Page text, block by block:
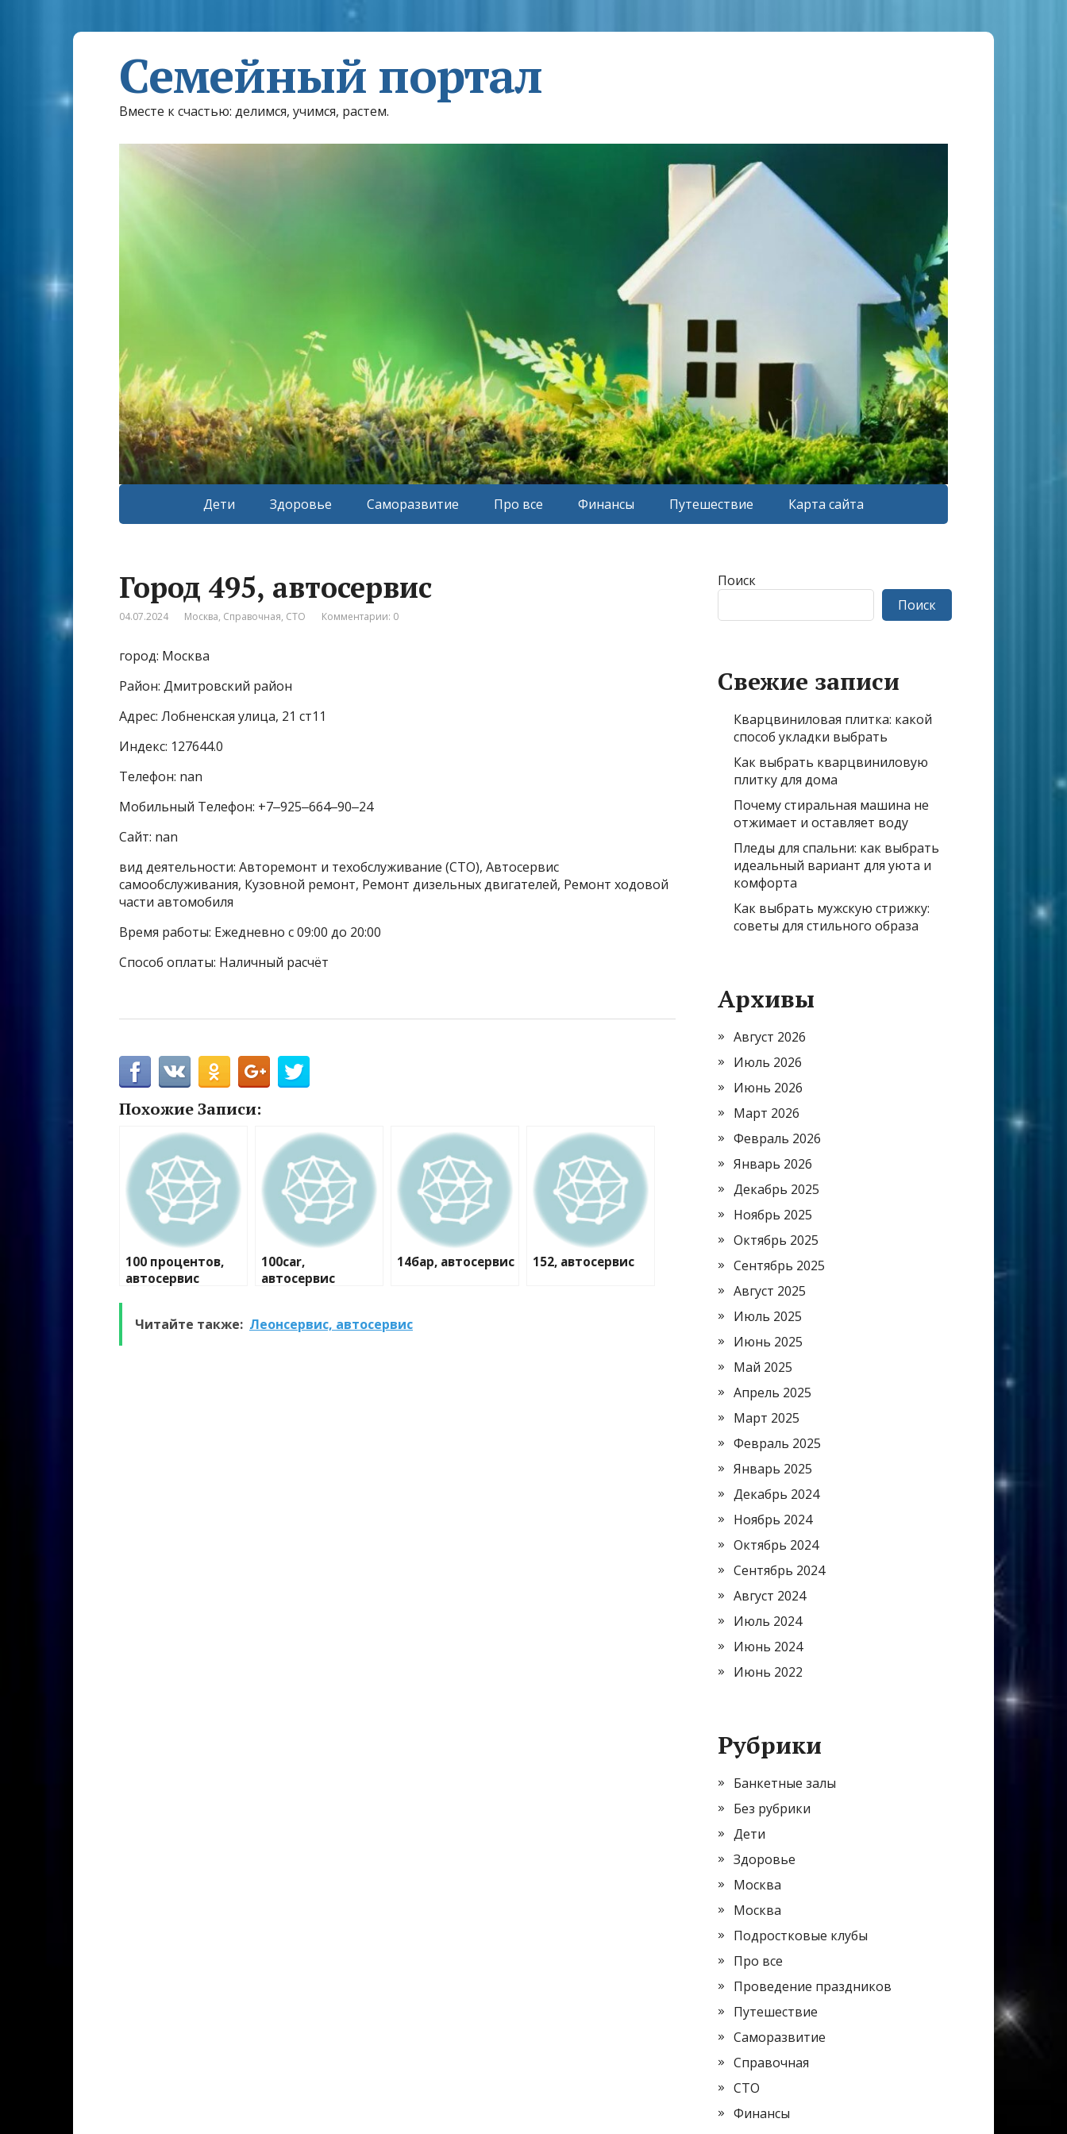
Семейный портал
Вместе к счастью: делимся, учимся, растем.
Дети Здоровье Саморазвитие Про все Финансы Путешествие Карта сайта
Город 495, автосервис
04.07.2024 Москва, Справочная, СТО Комментарии: 0
город: Москва
Район: Дмитровский район
Адрес: Лобненская улица, 21 ст11
Индекс: 127644.0
Телефон: nan
Мобильный Телефон: +7‒925‒664‒90‒24
Сайт: nan
вид деятельности: Авторемонт и техобслуживание (СТО), Автосервис
самообслуживания, Кузовной ремонт, Ремонт дизельных двигателей, Ремонт ходовой
части автомобиля
Время работы: Ежедневно с 09:00 до 20:00
Способ оплаты: Наличный расчёт
Похожие Записи:
100 процентов,
автосервис
100car,
автосервис
14бар, автосервис 152, автосервис
Читайте также: Леонсервис, автосервис
Поиск
Поиск
Свежие записи
Кварцвиниловая плитка: какой
способ укладки выбрать
Как выбрать кварцвиниловую
плитку для дома
Почему стиральная машина не
отжимает и оставляет воду
Пледы для спальни: как выбрать
идеальный вариант для уюта и
комфорта
Как выбрать мужскую стрижку:
советы для стильного образа
Архивы
Август 2026
Июль 2026
Июнь 2026
Март 2026
Февраль 2026
Январь 2026
Декабрь 2025
Ноябрь 2025
Октябрь 2025
Сентябрь 2025
Август 2025
Июль 2025
Июнь 2025
Май 2025
Апрель 2025
Март 2025
Февраль 2025
Январь 2025
Декабрь 2024
Ноябрь 2024
Октябрь 2024
Сентябрь 2024
Август 2024
Июль 2024
Июнь 2024
Июнь 2022
Рубрики
Банкетные залы
Без рубрики
Дети
Здоровье
Москва
Москва
Подростковые клубы
Про все
Проведение праздников
Путешествие
Саморазвитие
Справочная
СТО
Финансы